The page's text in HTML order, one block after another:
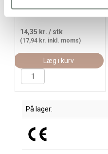
vinrød (4), 1100 stk./ 1 pk.
14,35 kr. / stk
(17,94 kr. inkl. moms)
Læg i kurv
På lager: